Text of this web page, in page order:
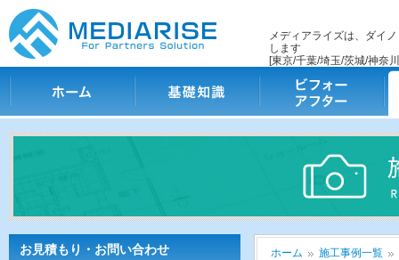
メディアライズは、ダイ
します
[東京/千葉/埼玉/茨城/神奈
ホーム 基礎知識 ビフォー・アフター 施
お見積もり・お問い合わせ ホーム 施工事例一覧